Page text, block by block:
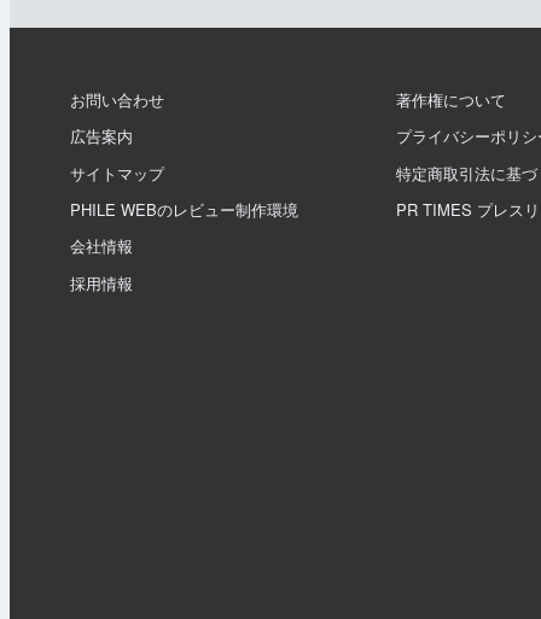
お問い合わせ
広告案内
サイトマップ
PHILE WEBのレビュー制作環境
会社情報
採用情報
著作権について
プライバシーポリ
特定商取引法に基
PR TIMES プレス